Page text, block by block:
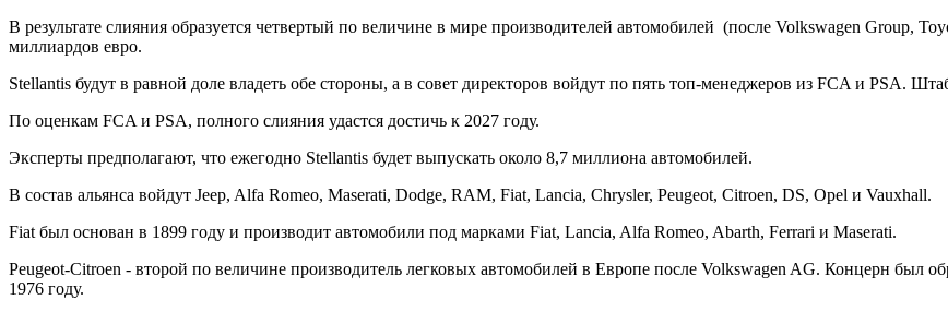
В результате слияния образуется четвертый по величине в мире производителей автомобилей (после Volkswagen Group,
миллиардов евро.
Stellantis будут в равной доле владеть обе стороны, а в совет директоров войдут по пять топ-менеджеров из FCA и PSA.
По оценкам FCA и PSA, полного слияния удастся достичь к 2027 году.
Эксперты предполагают, что ежегодно Stellantis будет выпускать около 8,7 миллиона автомобилей.
В состав альянса войдут Jeep, Alfa Romeo, Maserati, Dodge, RAM, Fiat, Lancia, Chrysler, Peugeot, Citroen, DS, Opel и Vauxhall.
Fiat был основан в 1899 году и производит автомобили под марками Fiat, Lancia, Alfa Romeo, Abarth, Ferrari и Maserati.
Peugeot-Citroen - второй по величине производитель легковых автомобилей в Европе после Volkswagen AG. Концерн был
1976 году.